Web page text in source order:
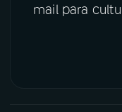
mail para